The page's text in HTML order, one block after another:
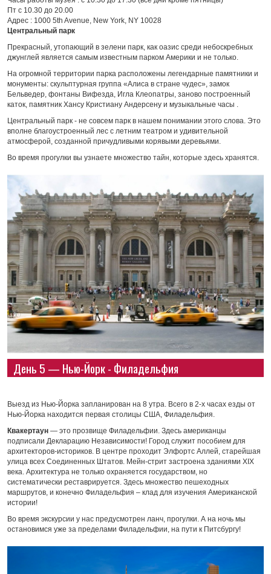
Пт с 10.30 до 20.00
Адрес : 1000 5th Avenue, New York, NY 10028
Центральный парк
Прекрасный, утопающий в зелени парк, как оазис среди небоскребных
джунглей является самым известным парком Америки и не только.
На огромной территории парка расположены легендарные памятники и
монументы: скульптурная группа «Алиса в стране чудес», замок
Бельведер, фонтаны Вифезда, Игла Клеопатры, заново построенный
каток, памятник Хансу Кристиану Андерсену и музыкальные часы .
Центральный парк - не совсем парк в нашем понимании этого слова. Это
вполне благоустроенный лес с летним театром и удивительной
атмосферой, созданной причудливыми корявыми деревьями.
Во время прогулки вы узнаете множество тайн, которые здесь хранятся.
День 5 — Нью-Йорк - Филадельфия
Выезд из Нью-Йорка запланирован на 8 утра. Всего в 2-х часах езды от
Нью-Йорка находится первая столицы США, Филадельфия.
Квакертаун — это прозвище Филадельфии. Здесь американцы
подписали Декларацию Независимости! Город служит пособием для
архитекторов-историков. В центре проходит Элфортс Аллей, старейшая
улица всех Соединенных Штатов. Мейн-стрит застроена зданиями XIX
века. Архитектура не только охраняется государством, но
систематически реставрируется. Здесь множество пешеходных
маршрутов, и конечно Филадельфия – клад для изучения Американской
истории!
Во время экскурсии у нас предусмотрен ланч, прогулки. А на ночь мы
остановимся уже за пределами Филадельфии, на пути к Питсбургу!